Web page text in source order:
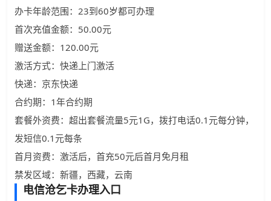
办卡年龄范围：23到60岁都可办理
首次充值金额：50.00元
赠送金额：120.00元
激活方式：快递上门激活
快递：京东快递
合约期：1年合约期
套餐外资费：超出套餐流量5元1G，拨打电话0.1元每分钟，
发短信0.1元每条
首月资费：激活后，首充50元后首月免月租
禁发区域：新疆，西藏，云南
电信沧乞卡办理入口